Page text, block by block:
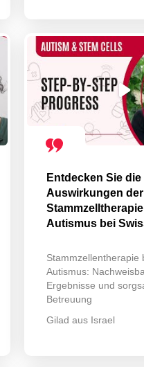
Entdecken Sie die
Auswirkungen
Autismus bei
Stammzellentherapie
Autismus:
Ergebnisse und
Betreuung
Gilad aus Israel